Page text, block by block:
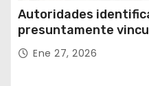
Autoridades
presuntamente
conjuntos
Ene 27, 2026